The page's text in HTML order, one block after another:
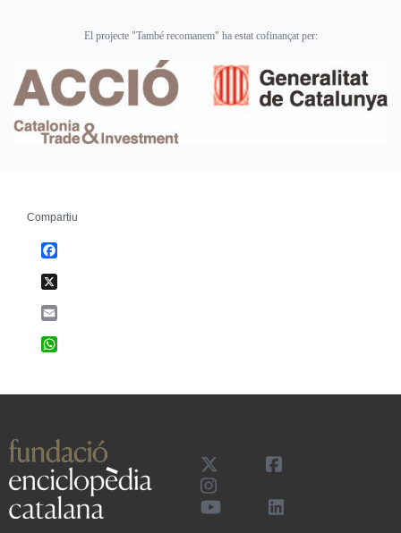
El projecte "També recomanem" ha estat cofinançat per:
Compartiu